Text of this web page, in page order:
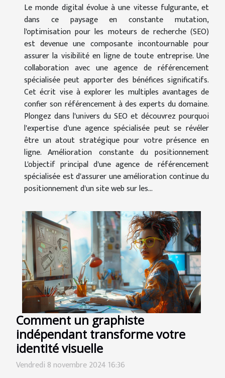
Le monde digital évolue à une vitesse fulgurante, et
dans ce paysage en constante mutation,
l'optimisation pour les moteurs de recherche (SEO)
est devenue une composante incontournable pour
assurer la visibilité en ligne de toute entreprise. Une
collaboration avec une agence de référencement
spécialisée peut apporter des bénéfices significatifs.
Cet écrit vise à explorer les multiples avantages de
confier son référencement à des experts du domaine.
Plongez dans l'univers du SEO et découvrez pourquoi
l'expertise d'une agence spécialisée peut se révéler
être un atout stratégique pour votre présence en
ligne. Amélioration constante du positionnement
L'objectif principal d'une agence de référencement
spécialisée est d'assurer une amélioration continue du
positionnement d'un site web sur les...
Comment un graphiste
indépendant transforme votre
identité visuelle
Vendredi 8 novembre 2024 16:36